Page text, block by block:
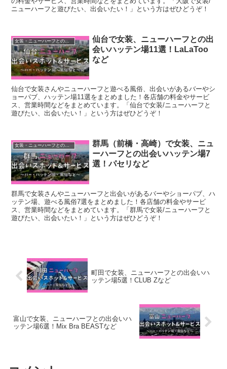
ニューハーフと遊びたい、出会いたい！」という方はぜひどうぞ！
女装・ニューハーフとの出会いスポット
仙台で女装、ニューハーフとの出
会いハッテン場11選！LaLaToo
など
仙台で女装さんやニューハーフと遊べる風俗、出会いがあるバーやシ
ョーパブ、ハッテン場11選をまとめました！各店舗の料金やサービ
ス、営業時間などをまとめています。「仙台で女装/ニューハーフと
遊びたい、出会いたい！」という方はぜひどうぞ！
女装・ニューハーフとの出会いスポット
群馬（前橋・高崎）で女装、ニュ
ーハーフとの出会いハッテン場7
選！パセリなど
群馬で女装さんやニューハーフと出会いがあるバーやショーパブ、ハ
ッテン場、遊べる風俗7選をまとめました！各店舗の料金やサービ
ス、営業時間などをまとめています。「群馬で女装/ニューハーフと
遊びたい、出会いたい！」という方はぜひどうぞ！
町田で女装、ニューハーフとの出会いハ
ッテン場5選！CLUB Zなど
富山で女装、ニューハーフとの出会いハ
ッテン場6選！Mix Bra BEASTなど